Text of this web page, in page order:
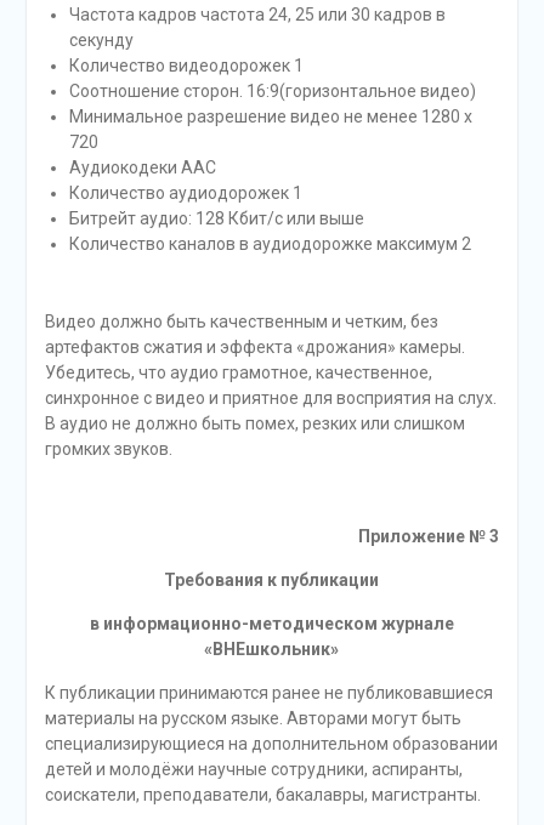
Частота кадров частота 24, 25 или 30 кадров в
секунду
Количество видеодорожек 1
Соотношение сторон. 16:9(горизонтальное видео)
Минимальное разрешение видео не менее 1280 x
720
Аудиокодеки AAC
Количество аудиодорожек 1
Битрейт аудио: 128 Кбит/с или выше
Количество каналов в аудиодорожке максимум 2
Видео должно быть качественным и четким, без
артефактов сжатия и эффекта «дрожания» камеры.
Убедитесь, что аудио грамотное, качественное,
синхронное с видео и приятное для восприятия на слух.
В аудио не должно быть помех, резких или слишком
громких звуков.
Приложение № 3
Требования к публикации
в информационно-методическом журнале
«ВНЕшкольник»
К публикации принимаются ранее не публиковавшиеся
материалы на русском языке. Авторами могут быть
специализирующиеся на дополнительном образовании
детей и молодёжи научные сотрудники, аспиранты,
соискатели, преподаватели, бакалавры, магистранты.